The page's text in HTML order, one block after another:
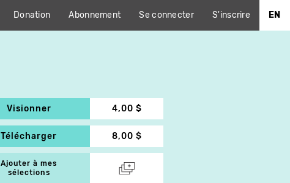
Donation Abonnement Se connecter S'inscrire EN
Visionner 4,00 $
Télécharger 8,00 $
Ajouter à mes
sélections